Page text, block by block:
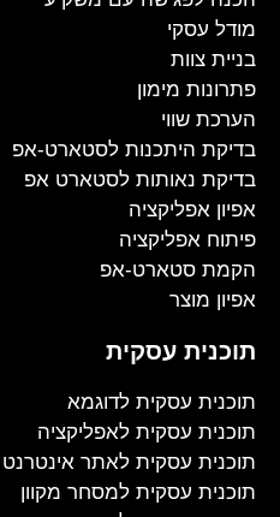
מודל עסקי
בניית צוות
פתרונות מימון
הערכת שווי
בדיקת היתכנות לסטארט-אפ
בדיקת נאותות לסטארט אפ
אפיון אפליקציה
פיתוח אפליקציה
הקמת סטארט-אפ
אפיון מוצר
תוכנית עסקית
תוכנית עסקית לדוגמא
תוכנית עסקית לאפליקציה
תוכנית עסקית לאתר אינטרנט
תוכנית עסקית למסחר מקוון